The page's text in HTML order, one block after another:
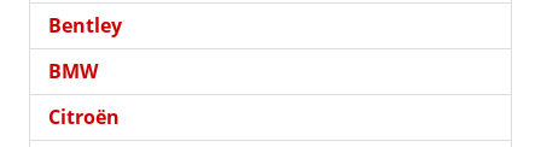
Bentley
BMW
Citroën